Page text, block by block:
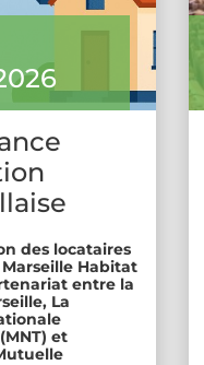
des locataires
Habitat
entre la
La
et